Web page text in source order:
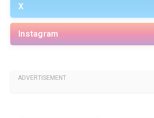
X
Instagram
ADVERTISEMENT